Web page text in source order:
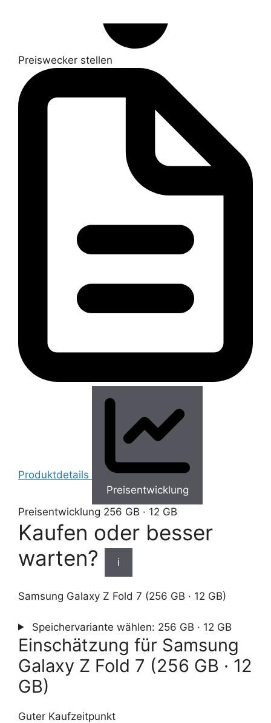
Preiswecker stellen
Produktdetails
Preisentwicklung
Preisentwicklung 256 GB · 12 GB
Kaufen oder besser
warten?
i
Samsung Galaxy Z Fold 7 (256 GB · 12 GB)
Speichervariante wählen: 256 GB · 12 GB
Einschätzung für Samsung
Galaxy Z Fold 7 (256 GB · 12
GB)
Guter Kaufzeitpunkt